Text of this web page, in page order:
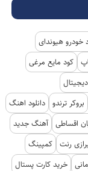
خودرو هیوندای
کود مایع مرغی
بروکر ترندو دانلود اهنگ
اقساطی آهنگ جدید
رنت کمپینگ
خرید کارت پستال